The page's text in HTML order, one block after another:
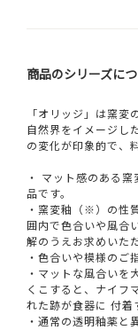
商品のシリーズに
「オリッジ」は窯変
自然界をイメージし
の変化が印象的で、
・ マット感のある
品です。
・窯変釉（※）の性
囲内で色合いや風合
解のうえお求めいた
・色合いや模様のご
・マットな風合いを
くこすると、ナイフ
れた跡が食器に 付着
・通常の透明釉薬と